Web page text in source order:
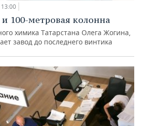
13:00
100-метровая колонна
химика Татарстана Олега Жогина,
завод до последнего винтика